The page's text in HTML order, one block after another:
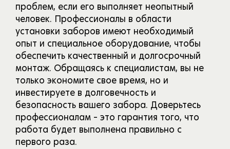
проблем, если его выполняет неопытный
человек. Профессионалы в области
установки заборов имеют необходимый
опыт и специальное оборудование, чтобы
обеспечить качественный и долгосрочный
монтаж. Обращаясь к специалистам, вы не
только экономите свое время, но и
инвестируете в долговечность и
безопасность вашего забора. Доверьтесь
профессионалам – это гарантия того, что
работа будет выполнена правильно с
первого раза.